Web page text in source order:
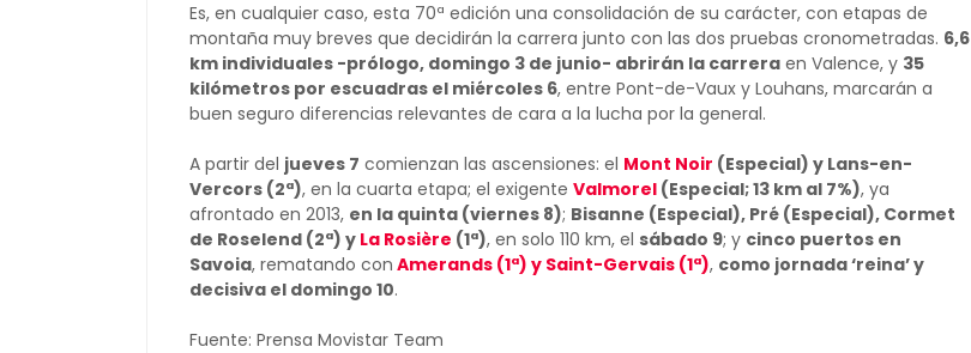
Es, en cualquier caso, esta 70ª edición una consolidación de su carácter, con etapas de
montaña muy breves que decidirán la carrera junto con las dos pruebas cronometradas. 6,6
km individuales -prólogo, domingo 3 de junio- abrirán la carrera en Valence, y 35
kilómetros por escuadras el miércoles 6, entre Pont-de-Vaux y Louhans, marcarán a
buen seguro diferencias relevantes de cara a la lucha por la general.
A partir del jueves 7 comienzan las ascensiones: el Mont Noir (Especial) y Lans-en-
Vercors (2ª), en la cuarta etapa; el exigente Valmorel (Especial; 13 km al 7%), ya
afrontado en 2013, en la quinta (viernes 8); Bisanne (Especial), Pré (Especial), Cormet
de Roselend (2ª) y La Rosière (1ª), en solo 110 km, el sábado 9; y cinco puertos en
Savoia, rematando con Amerands (1ª) y Saint-Gervais (1ª), como jornada ‘reina’ y
decisiva el domingo 10.
Fuente: Prensa Movistar Team